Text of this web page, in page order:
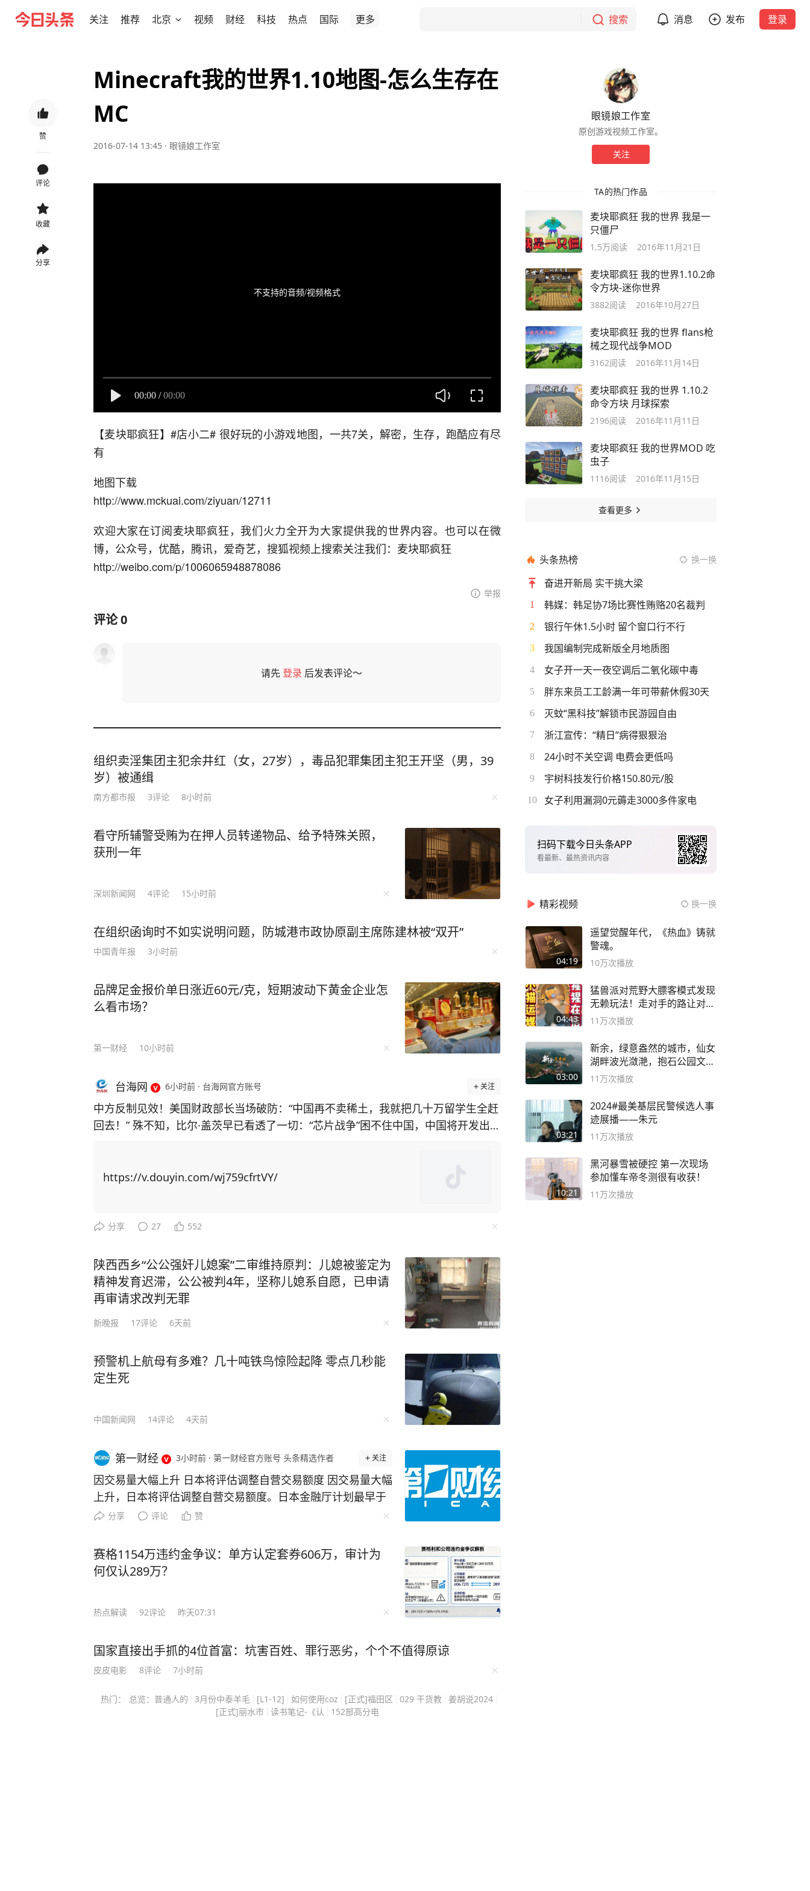
关注 推荐 北京 视频 财经 科技 热点 国际 更多 搜索 消息 发布 登录
赞
评论
收藏
分享
Minecraft我的世界1.10地图-怎么生存在
MC
2016-07-14 13:45 · 眼镜娘工作室
不支持的音频/视频格式
00:00 / 00:00
【麦块耶疯狂】#店小二# 很好玩的小游戏地图，一共7关，解密，生存，跑酷应有尽
有
地图下载
http://www.mckuai.com/ziyuan/12711
欢迎大家在订阅麦块耶疯狂，我们火力全开为大家提供我的世界内容。 也可以在微
博，公众号，优酷，腾讯，爱奇艺，搜狐视频上搜索关注我们：麦块耶疯狂
http://weibo.com/p/1006065948878086
举报
评论0
请先登录 后发表评论～
组织卖淫集团主犯余井红（女，27岁），毒品犯罪集团主犯王开坚（男，39
岁）被通缉
南方都市报 3评论 8小时前
看守所辅警受贿为在押人员转递物品、给予特殊关照，
获刑一年
深圳新闻网 4评论 15小时前
在组织函询时不如实说明问题，防城港市政协原副主席陈建林被“双开”
中国青年报 3小时前
品牌足金报价单日涨近60元/克，短期波动下黄金企业怎
么看市场？
第一财经 10小时前
台海网 6小时前 · 台海网官方账号 关注
中方反制见效！美国财政部长当场破防：“中国再不卖稀土，我就把几十万留学生全赶
回去！” 殊不知，比尔·盖茨早已看透了一切：“芯片战争”困不住中国，中国将开发出自
博弈找筹码，居然把矛头指向了中国留学生身上！ 美国以中国留学生为筹码，施压中
更加激发中国的爆发力！ 举例，CNN主持人曾询问科技禁令是否 “以一种奇怪的方式
方面全速前进。” 面对美国芯片封锁，中国3年实现半导体设备国产化率从12%跃至3
5%；稀土加工产能占全球90%，一纸出口管制便让F-35战机生产线告急。而“一带一
路”合作、RCEP贸易圈扩容，更让中国在全球经济动荡中稳如磐石。 还有无人机碾
压：中国无人机成本只有美国的1%，珠海航展上展示的无人机航母、机器狗作战群，
让美军司令直呼“没法比”。 而我国如今之所以有这样的底气，就是因为有人才的支
首位。 当然，授人以鱼不如授人以渔。除了技术人才，还有一种更可贵的“文化战
士”。比如李柘远——用自己的方式，为国家未来培养更多的“芯片大脑”。 李柘远成长
于一个特殊的家庭环境，自幼父母离异，成绩没人管也一塌糊涂。好在外公的悉心教
导下，李柘远改变以前死记硬背的方法，重新对知识点进行梳理、总结，更关键的
等，把高中三年的知识点牢牢记住。 还有初高中时，李柘远应用“五大记忆法”，让学
习事半功倍： 李柘远在中学背诵《水调歌头》和《相见欢》时，就配合听以这两首词
为蓝本的歌曲《明月几时有》《独上西楼》，同时刺激视觉和听觉，很快就记住了。
李柘远睡前会把MP3放在床头，循环播放词汇音频，直到自己睡去。通过这样的方
绩一直名列前茅，长期稳居年级第一的宝座。 高三时期，李柘远却迎来了一个让无数
人梦寐以求的机会 —— 清华大学的保送名额。可李柘远却拒绝了清华的保送，选择裸
考美国耶鲁！ 虽然对美国高考的知识一片空白，但李柘远依旧胸有成竹，他开始翻阅
国内外学霸笔记，归纳总结各种方法，最后建立出了一套适合自己的学习体系。 比
如，在英语这关难题上，他花了三天的时间上网搜索名校学霸的学习方法，并整理了
逐步的复习中，李柘远还用“康奈尔笔记法”记笔记，用“三个一”精读法快速理解阅读，
多感官刺激记忆把知识点记牢，”主题分类法“梳理逻辑…… 李柘远说：“学会正确的学
满分的成绩，成功获得了耶鲁大学的录取通知！ 耶鲁毕业后，他入职全球顶尖投资银
行高盛；25岁重返校园，考进哈佛大学深造，28岁荣登福布斯精英榜，哈佛校长称他
https://v.douyin.com/wj759cfrtVY/
分享 27 552
陕西西乡“公公强奸儿媳案”二审维持原判：儿媳被鉴定为
精神发育迟滞，公公被判4年，坚称儿媳系自愿，已申请
再审请求改判无罪
新晚报 17评论 6天前
预警机上航母有多难？几十吨铁鸟惊险起降 零点几秒能
定生死
中国新闻网 14评论 4天前
第一财经 3小时前 · 第一财经官方账号 头条精选作者 关注
因交易量大幅上升 日本将评估调整自营交易额度 因交易量大幅
上升，日本将评估调整自营交易额度。日本金融厅计划最早于
本财年成立由外部专家组成的研究小组，以考虑修改相关规
定，此类平台可处理的日本股票整体交易价值占比上限为1
0%。 (本文来自第一财经)
分享 评论 赞
赛格1154万违约金争议：单方认定套券606万，审计为
何仅认289万？
热点解读 92评论 昨天07:31
国家直接出手抓的4位首富：坑害百姓、罪行恶劣，个个不值得原谅
皮皮电影 8评论 7小时前
热门： 总览：普通人的 3月份中泰羊毛 [L1-12] 如何使用coz [正式]福田区 029 干货教 姜胡说2024
[正式]丽水市
读书笔记-《认 152部高分电
眼镜娘工作室
原创游戏视频工作室。
关注
TA的热门作品
麦块耶疯狂 我的世界 我是一
只僵尸
1.5万阅读 2016年11月21日
麦块耶疯狂 我的世界1.10.2命
令方块-迷你世界
3882阅读 2016年10月27日
麦块耶疯狂 我的世界 flans枪
械之现代战争MOD
3162阅读 2016年11月14日
麦块耶疯狂 我的世界 1.10.2
命令方块 月球探索
2196阅读 2016年11月11日
麦块耶疯狂 我的世界MOD 吃
虫子
1116阅读 2016年11月15日
查看更多
头条热榜 换一换
奋进开新局 实干挑大梁
1 韩媒：韩足协7场比赛性贿赂20名裁判
2 银行午休1.5小时 留个窗口行不行
3 我国编制完成新版全月地质图
4 女子开一天一夜空调后二氧化碳中毒
5 胖东来员工工龄满一年可带薪休假30天
6 灭蚊“黑科技”解锁市民游园自由
7 浙江宣传：“精日”病得狠狠治
8 24小时不关空调 电费会更低吗
9 宇树科技发行价格150.80元/股
10 女子利用漏洞0元薅走3000多件家电
扫码下载今日头条APP
看最新、最热资讯内容
精彩视频 换一换
04:19
遥望觉醒年代，《热血》铸就
警魂。
10万次播放
04:43
猛兽派对荒野大膘客模式发现
无赖玩法！走对手的路让对手
无路可走
11万次播放
03:00
新余，绿意盎然的城市，仙女
湖畔波光潋滟，抱石公园文化
深邃……
11万次播放
03:21
2024#最美基层民警候选人事
迹展播——朱元
11万次播放
10:21
黑河暴雪被硬控 第一次现场
参加懂车帝冬测很有收获！
11万次播放